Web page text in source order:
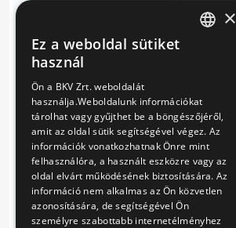
megszerzése
érdekében Részletes
Megvalósíthatósági
Tanulmány
készítése az
"Elektromos
midibuszok
beszerzése és töltési
infrastruktúra
kiépítése
Budapesten
VB-
223/15
×
Ez a weboldal sütiket
használ
Ön a BKV Zrt. weboldalát
használja.Weboldalunk információkat
tárolhat vagy gyűjthet be a böngészőjéről,
amit az oldal sütik segítségével végez. Az
információk vonatkozhatnak Önre mint
felhasználóra, a használt eszközre vagy az
oldal elvárt működésének biztosítására. Az
információ nem alkalmas az Ön közvetlen
azonosítására, de segítségével Ön
személyre szabottabb internetélményhez